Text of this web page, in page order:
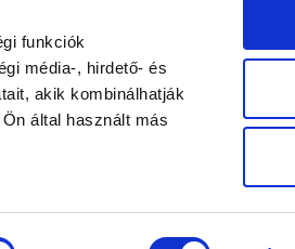
funkciók
média-, hirdető- és
akik kombinálhatják
által használt más
Kapcsolat
Adatvédelmi szabályzat
Adatkezelési tájékoztató